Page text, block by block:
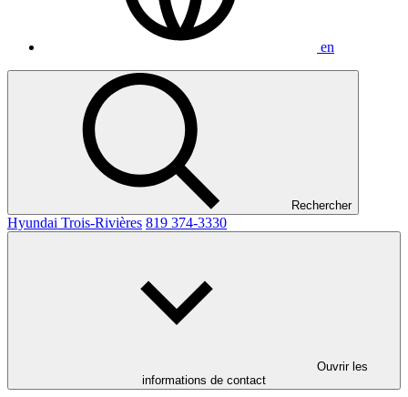
en
Rechercher
Hyundai Trois-Rivières 819 374-3330
Ouvrir les
informations de contact